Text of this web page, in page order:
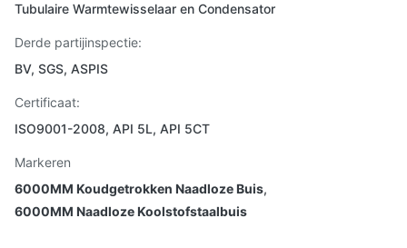
Tubulaire Warmtewisselaar en Condensator
Derde partijinspectie:
BV, SGS, ASPIS
Certificaat:
ISO9001-2008, API 5L, API 5CT
Markeren
6000MM Koudgetrokken Naadloze Buis,
6000MM Naadloze Koolstofstaalbuis